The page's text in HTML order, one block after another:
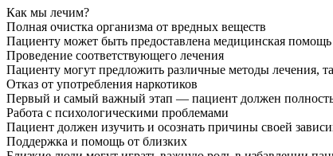
Как мы лечим?
Полная очистка организма от вредных веществ
Пациенту может быть предоставлена медицинская
Проведение соответствующего лечения
Пациенту могут предложить различные методы лечения,
Отказ от употребления наркотиков
Первый и самый важный этап — пациент должен
Работа с психологическими проблемами
Пациент должен изучить и осознать причины своей
Поддержка и помощь от близких